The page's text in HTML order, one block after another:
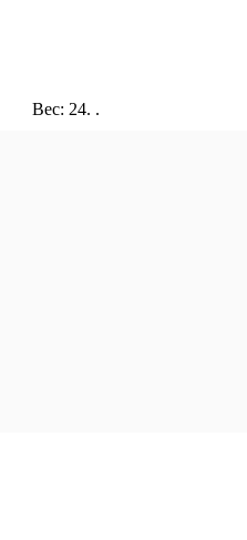
Вес: 24. .